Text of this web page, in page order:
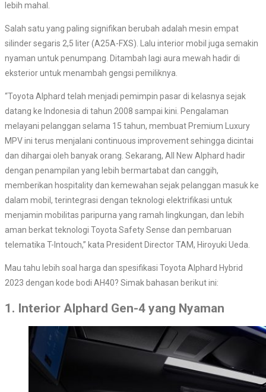
lebih mahal.
Salah satu yang paling signifikan berubah adalah mesin empat
silinder segaris 2,5 liter (A25A-FXS). Lalu interior mobil juga semakin
nyaman untuk penumpang. Ditambah lagi aura mewah hadir di
eksterior untuk menambah gengsi pemiliknya.
“Toyota Alphard telah menjadi pemimpin pasar di kelasnya sejak
datang ke Indonesia di tahun 2008 sampai kini. Pengalaman
melayani pelanggan selama 15 tahun, membuat Premium Luxury
MPV ini terus menjalani continuous improvement sehingga dicintai
dan dihargai oleh banyak orang. Sekarang, All New Alphard hadir
dengan penampilan yang lebih bermartabat dan canggih,
memberikan hospitality dan kemewahan sejak pelanggan masuk ke
dalam mobil, terintegrasi dengan teknologi elektrifikasi untuk
menjamin mobilitas paripurna yang ramah lingkungan, dan lebih
aman berkat teknologi Toyota Safety Sense dan pembaruan
telematika T-Intouch,” kata President Director TAM, Hiroyuki Ueda.
Mau tahu lebih soal harga dan spesifikasi Toyota Alphard Hybrid
2023 dengan kode bodi AH40? Simak bahasan berikut ini:
1. Interior Alphard Gen-4 yang Nyaman